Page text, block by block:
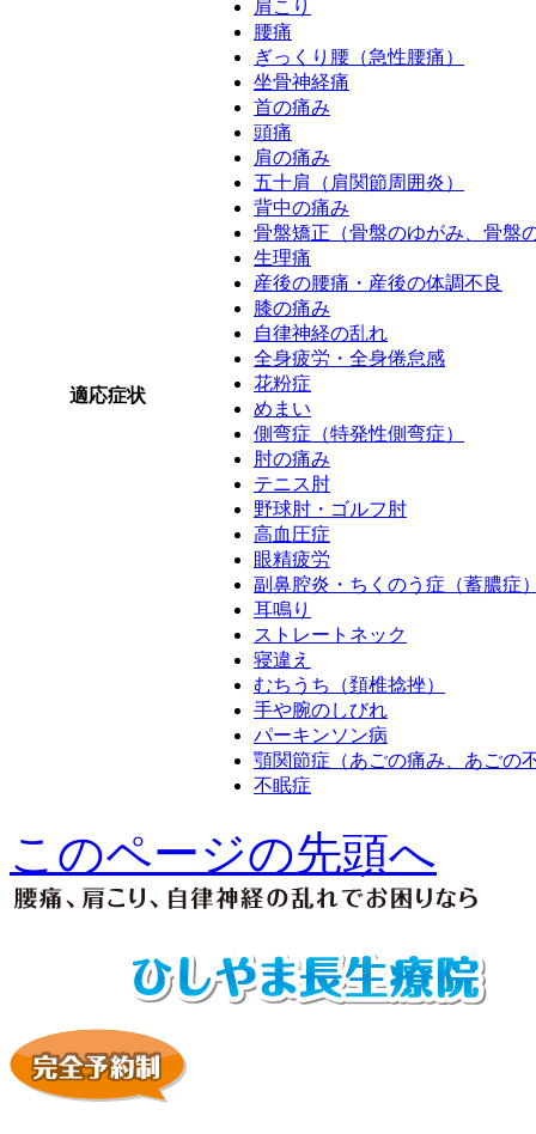
適応症状
肩こり
腰痛
ぎっくり腰（急性腰痛）
坐骨神経痛
首の痛み
頭痛
肩の痛み
五十肩（肩関節周囲炎）
背中の痛み
骨盤矯正（骨盤のゆがみ、骨盤
生理痛
産後の腰痛・産後の体調不良
膝の痛み
自律神経の乱れ
全身疲労・全身倦怠感
花粉症
めまい
側弯症（特発性側弯症）
肘の痛み
テニス肘
野球肘・ゴルフ肘
高血圧症
眼精疲労
副鼻腔炎・ちくのう症（蓄膿症
耳鳴り
ストレートネック
寝違え
むちうち（頚椎捻挫）
手や腕のしびれ
パーキンソン病
顎関節症（あごの痛み、あごの
不眠症
このページの先頭へ